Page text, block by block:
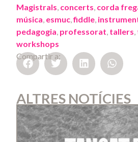
Magistrals, concerts, corda
música, esmuc,fiddle,
pedagogia, professorat, tallers,
workshops
Compartir a:
ALTRES NOTÍCIES